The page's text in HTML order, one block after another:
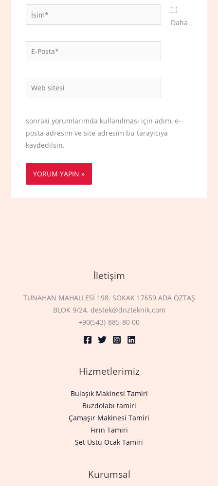
İsim*
Posta*
Web
sitesi
Daha
sonraki yorumlarımda kullanılması için adım, e-
posta adresim ve site adresim bu tarayıcıya
kaydedilsin.
İletişim
TUNAHAN MAHALLESİ 198. SOKAK 17659 ADA ÖZTAŞ
BLOK 9/24. destek@dnzteknik.com
+90(543)-885-80 00
Hizmetlerimiz
Bulaşık Makinesi Tamiri
Buzdolabı tamiri
Çamaşır Makinesi Tamiri
Fırın Tamiri
Set Üstü Ocak Tamiri
Kurumsal